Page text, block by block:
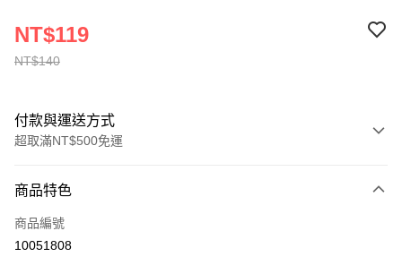
NT$140
NT$119
付款與運送方式
超取滿NT$500免運
信用卡一次付款
超商取貨付款
商品特色
商品編號
10051808